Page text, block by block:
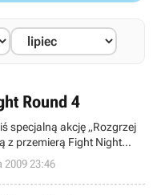
Round 4
specjalną akcję „Rozgrzej
z przemierą Fight Night
czy ma zadatki na
sklepach sieci
automaty bokserskie
2009 23:46